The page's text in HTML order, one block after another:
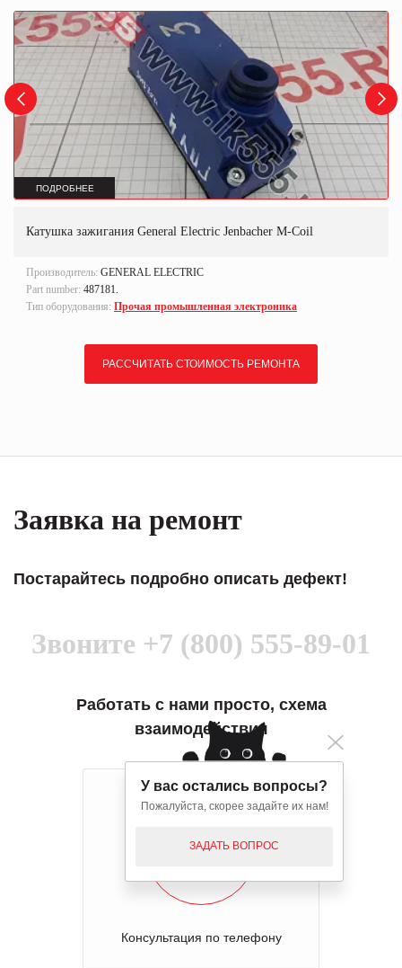
ПОДРОБНЕЕ
Катушка зажигания General Electric Jenbacher M-Coil
Производитель: GENERAL ELECTRIC
Part number: 487181.
Тип оборудования: Прочая промышленная электроника
РАССЧИТАТЬ СТОИМОСТЬ РЕМОНТА
Заявка на ремонт
Постарайтесь подробно описать дефект!
Звоните +7 (800) 555-89-01
Работать с нами просто, схема
взаимодействия
2
Отправка оборудования на осмотр
У вас остались вопросы?
Пожалуйста, скорее задайте их нам!
ЗАДАТЬ ВОПРОС